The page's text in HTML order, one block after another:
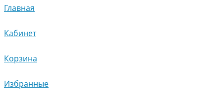
Главная
Кабинет
Корзина
Избранные